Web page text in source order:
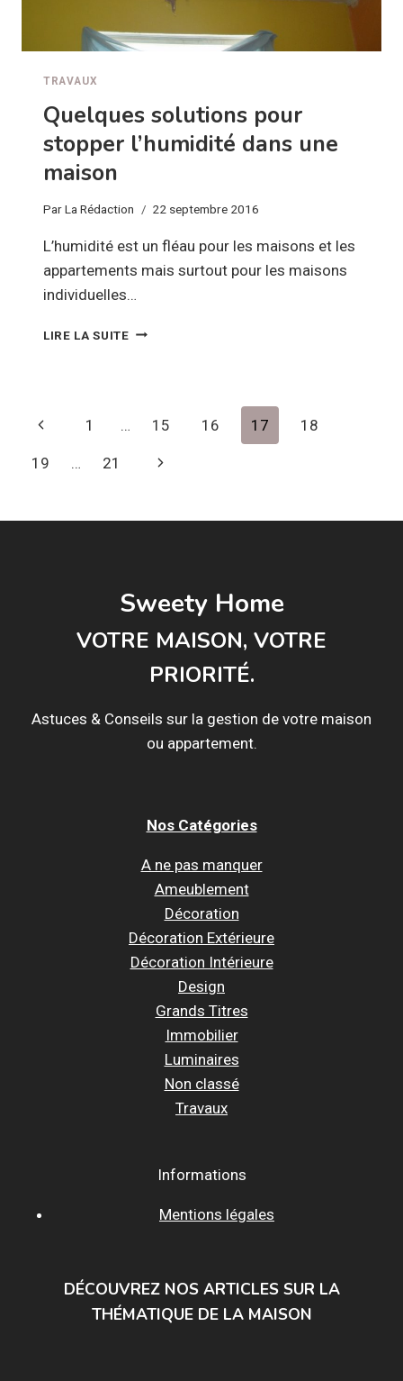
TRAVAUX
Quelques solutions pour
stopper l’humidité dans une
maison
ParLa Rédaction 22 septembre 2016
L’humidité est un fléau pour les maisons et les
appartements mais surtout pour les maisons
individuelles…
LIRE LA SUITEQUELQUES
DANS
MAISON
Navigation
de
Page
précédente
1 … 15 16 17 18
19 … 21
Page
Sweety Home
VOTRE MAISON, VOTRE
PRIORITÉ.
Astuces & Conseils sur la gestion de votre maison
ou appartement.
Nos Catégories
A ne pas manquer
Ameublement
Décoration
Décoration Extérieure
Décoration Intérieure
Design
Grands Titres
Immobilier
Luminaires
Non classé
Travaux
Informations
Mentions légales
DÉCOUVREZ NOS ARTICLES SUR LA
THÉMATIQUE DE LA MAISON